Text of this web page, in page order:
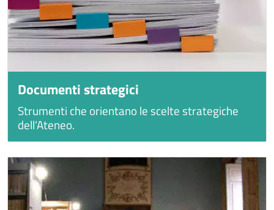
Documenti strategici
Strumenti che orientano le scelte strategiche
dell’Ateneo.